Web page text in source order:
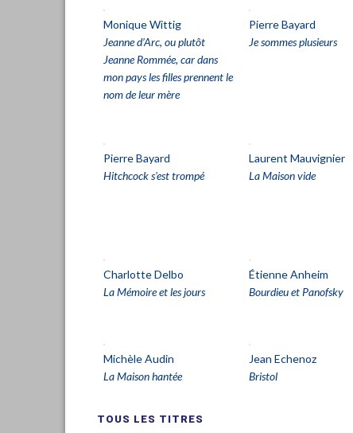
Monique Wittig
Jeanne d’Arc, ou plutôt
Jeanne Rommée, car dans
mon pays les filles prennent le
nom de leur mère
Pierre Bayard
Je sommes plusieurs
Pierre Bayard
Hitchcock s'est trompé
Laurent Mauvignier
La Maison vide
Charlotte Delbo
La Mémoire et les jours
Étienne Anheim
Bourdieu et Panofsky
Michèle Audin
La Maison hantée
Jean Echenoz
Bristol
TOUS LES TITRES